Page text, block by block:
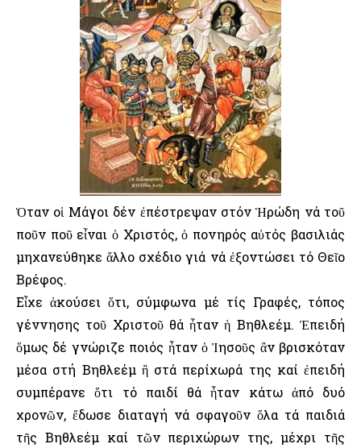
Ὁταν οἱ Μάγοι δέν ἐπέστρεψαν στόν Ἡρώδη νά τοῦ
ποῦν ποῦ εἶναι ὁ Χριστός, ὁ πονηρός αὐτός βασιλιάς
μηχανεύθηκε ἄλλο σχέδιο γιά νά ἐξοντώσει τό Θεῖο
Βρέφος.
Εἶχε ἀκούσει ὅτι, σύμφωνα μέ τίς Γραφές, τόπος
γέννησης τοῦ Χριστοῦ θά ἦταν ἡ Βηθλεέμ. Ἐπειδή
ὅμως δέ γνώριζε ποιός ἦταν ὁ Ἰησοῦς ἂν βρισκόταν
μέσα στή Βηθλεέμ ἢ στά περίχωρά της καί ἐπειδή
συμπέρανε ὅτι τό παιδί θά ἦταν κάτω ἀπό δυό
χρονῶν, ἔδωσε διαταγή νά σφαγοῦν ὅλα τά παιδιά
τῆς Βηθλεέμ καί τῶν περιχώρων της, μέχρι τῆς